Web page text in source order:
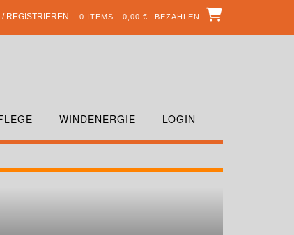
REGISTRIEREN 0 ITEMS - 0,00 € BEZAHLEN
WINDENERGIE LOGIN